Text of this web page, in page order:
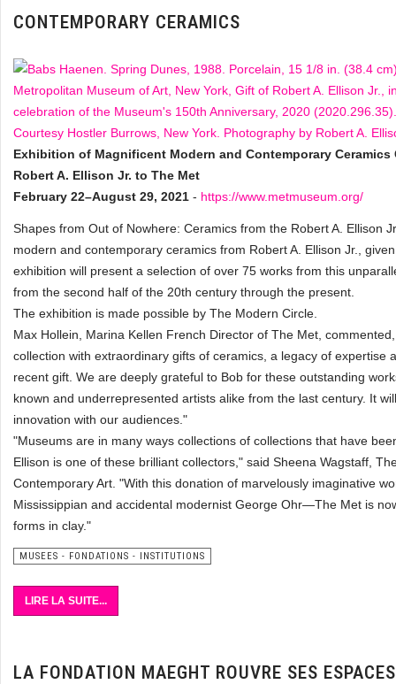
CONTEMPORARY CERAMICS
Exhibition of Magnificent Modern and Contemporary Ceramics
Robert A. Ellison Jr. to The Met
February 22–August 29, 2021 - https://www.metmuseum.org/
Shapes from Out of Nowhere: Ceramics from the Robert A. Ellison
modern and contemporary ceramics from Robert A. Ellison Jr.,
exhibition will present a selection of over 75 works from this
from the second half of the 20th century through the present.
The exhibition is made possible by The Modern Circle.
Max Hollein, Marina Kellen French Director of The Met,
collection with extraordinary gifts of ceramics, a legacy of
recent gift. We are deeply grateful to Bob for these outstanding
known and underrepresented artists alike from the last century. It
innovation with our audiences."
"Museums are in many ways collections of collections that have
Ellison is one of these brilliant collectors," said Sheena Wagstaff,
Contemporary Art. "With this donation of marvelously imaginative
Mississippian and accidental modernist George Ohr—The Met is
forms in clay."
MUSEES - FONDATIONS - INSTITUTIONS
LIRE LA SUITE...
LA FONDATION MAEGHT ROUVRE SES